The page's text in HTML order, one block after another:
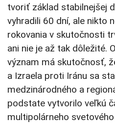
tvoriť základ stabilnejšej
vyhradili 60 dní, ale nikto
rokovania v skutočnosti
ani nie je až tak dôležité.
význam má skutočnosť,
a Izraela proti Iránu sa
medzinárodného a
podstate vytvorilo veľkú
multipolárneho